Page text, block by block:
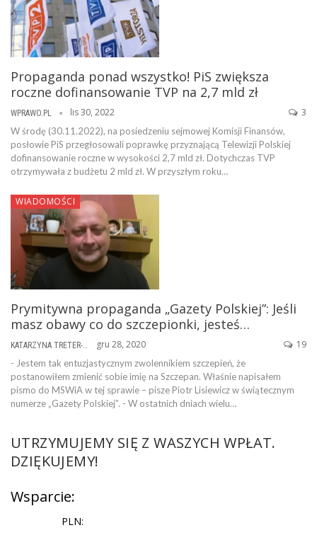
Propaganda ponad wszystko! PiS zwiększa
roczne dofinansowanie TVP na 2,7 mld zł
WPRAWO.PL lis 30, 2022 3
W środę (30.11.2022), na posiedzeniu sejmowej Komisji Finansów,
posłowie PiS przegłosowali poprawkę przyznającą Telewizji Polskiej
dofinansowanie roczne w wysokości 2,7 mld zł. Dotychczas TVP
otrzymywała z budżetu 2 mld zł. W przyszłym roku…
WIADOMOŚCI
Prymitywna propaganda „Gazety Polskiej”: Jeśli
masz obawy co do szczepionki, jesteś…
KATARZYNA TRETER-SIERPIŃSKA gru 28, 2020 19
- Jestem tak entuzjastycznym zwolennikiem szczepień, że
postanowiłem zmienić sobie imię na Szczepan. Właśnie napisałem
pismo do MSWiA w tej sprawie – pisze Piotr Lisiewicz w świątecznym
numerze „Gazety Polskiej”. - W ostatnich dniach wielu…
UTRZYMUJEMY SIĘ Z WASZYCH WPŁAT.
DZIĘKUJEMY!
Wsparcie:
PLN: